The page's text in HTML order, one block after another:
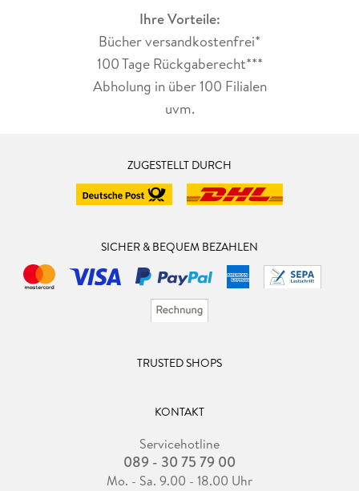
Ihre Vorteile:
Bücher versandkostenfrei*
100 Tage Rückgaberecht***
Abholung in über 100 Filialen
uvm.
ZUGESTELLT DURCH
SICHER & BEQUEM BEZAHLEN
TRUSTED SHOPS
KONTAKT
Servicehotline
089 - 30 75 79 00
Mo. - Sa. 9.00 - 18.00 Uhr